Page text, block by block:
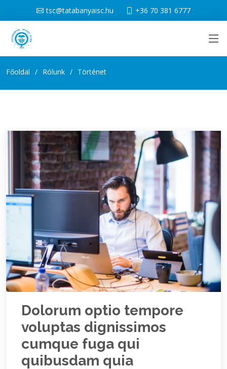
tsc@tatabanyaisc.hu +36 70 381 6777
Főoldal Rólunk Történet
Dolorum optio tempore
voluptas dignissimos
cumque fuga qui
quibusdam quia